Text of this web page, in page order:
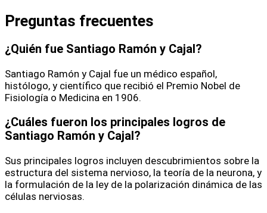
Preguntas frecuentes
¿Quién fue Santiago Ramón y Cajal?
Santiago Ramón y Cajal fue un médico español,
histólogo, y científico que recibió el Premio Nobel de
Fisiología o Medicina en 1906.
¿Cuáles fueron los principales logros de
Santiago Ramón y Cajal?
Sus principales logros incluyen descubrimientos sobre la
estructura del sistema nervioso, la teoría de la neurona, y
la formulación de la ley de la polarización dinámica de las
células nerviosas.